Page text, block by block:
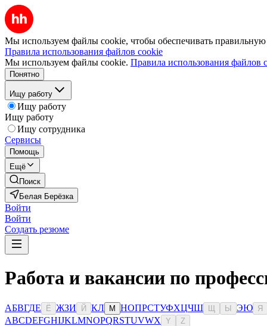
Мы используем файлы cookie, чтобы обеспечивать правильную
Правила использования файлов cookie
Мы используем файлы cookie. Правила использования файлов
Понятно
Ищу работу
Ищу работу
Ищу работу
Ищу сотрудника
Сервисы
Помощь
Ещё
Поиск
Белая Берёзка
Войти
Войти
Создать резюме
Работа и вакансии по
АБВГДЕ Ё ЖЗИ Й КЛ М НОПРСТУФХЦЧШ Ы ЭЮ Я
ABCDEFGHIJKLMNOPQRSTUVWX Y Z